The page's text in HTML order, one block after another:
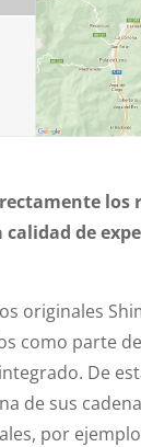
los
de
originales
como parte
De
de sus
por